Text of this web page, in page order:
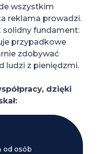
wszystkim
reklama prowadzi.
solidny fundament:
przypadkowe
zdobywać
ludzi z pieniędzmi.
dzięki
od osób